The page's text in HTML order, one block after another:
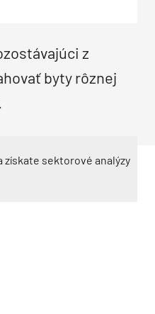
z
byty rôznej
sektorové analýzy